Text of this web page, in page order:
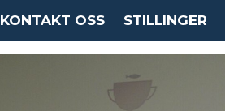
KONTAKT OSS STILLINGER